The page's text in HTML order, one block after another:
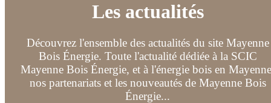
Les actualités
Découvrez l'ensemble des actualités du site Mayenne
Bois Énergie. Toute l'actualité dédiée à la SCIC
Mayenne Bois Énergie, et à l'énergie bois en
nos partenariats et les nouveautés de Mayenne Bois
Énergie...